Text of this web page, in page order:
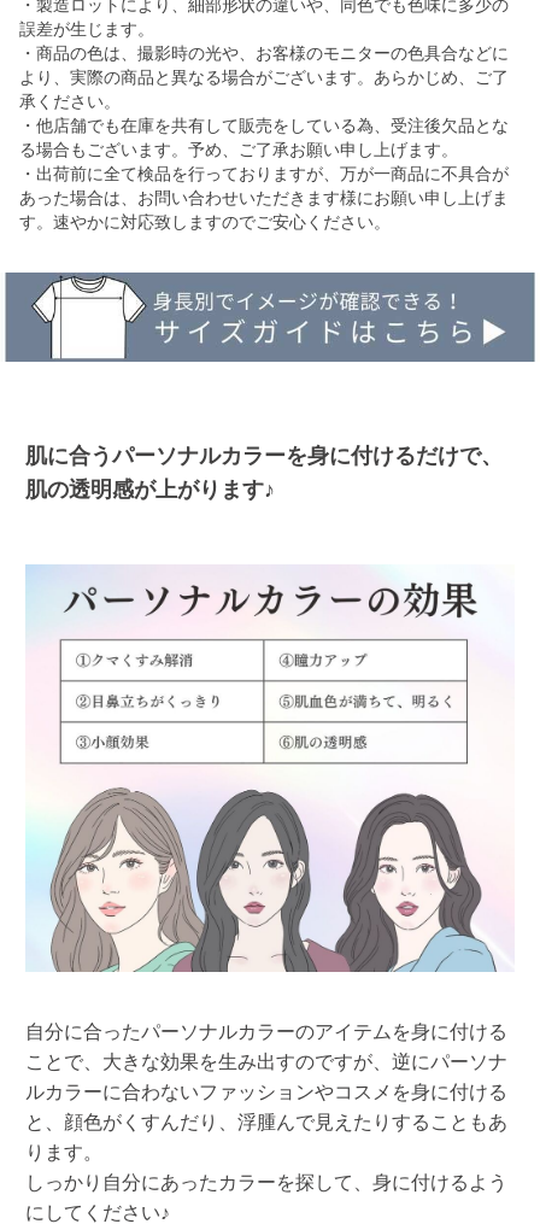
・製造ロットにより、細部形状の違いや、同色でも色味に多少の
誤差が生じます。
・商品の色は、撮影時の光や、お客様のモニターの色具合などに
より、実際の商品と異なる場合がございます。あらかじめ、ご了
承ください。
・他店舗でも在庫を共有して販売をしている為、受注後欠品とな
る場合もございます。予め、ご了承お願い申し上げます。
・出荷前に全て検品を行っておりますが、万が一商品に不具合が
あった場合は、お問い合わせいただきます様にお願い申し上げま
す。速やかに対応致しますのでご安心ください。
肌に合うパーソナルカラーを身に付けるだけで、
肌の透明感が上がります♪
自分に合ったパーソナルカラーのアイテムを身に付ける
ことで、大きな効果を生み出すのですが、逆にパーソナ
ルカラーに合わないファッションやコスメを身に付ける
と、顔色がくすんだり、浮腫んで見えたりすることもあ
ります。
しっかり自分にあったカラーを探して、身に付けるよう
にしてください♪